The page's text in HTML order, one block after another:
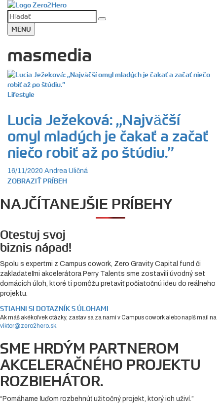
MENU
masmedia
Lifestyle
Lucia Ježeková: „Najväčší
omyl mladých je čakať a začať
niečo robiť až po štúdiu.”
16/11/2020 Andrea Uličná
ZOBRAZIŤ PRÍBEH
NAJČÍTANEJŠIE PRÍBEHY
Otestuj svoj
biznis nápad!
Spolu s expertmi z Campus cowork, Zero Gravity Capital fund či
zakladateľmi akcelerátora Perry Talents sme zostavili úvodný set
domácich úloh, ktoré ti pomôžu pretaviť počiatočnú ideu do reálneho
projektu.
STIAHNI SI DOTAZNÍK S ÚLOHAMI
Ak máš akékoľvek otázky, zastav sa za nami v Campus cowork alebo napíš mail na
viktor@zero2hero.sk
SME HRDÝM PARTNEROM
AKCELERAČNÉHO PROJEKTU
ROZBIEHÁTOR.
“Pomáhame ľuďom rozbehnúť užitočný projekt, ktorý ich uživí.”